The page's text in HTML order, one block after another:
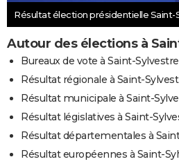
Résultat élection présidentielle Saint-
Autour des élections à
Bureaux de vote à Saint-Sylvestre
Résultat régionale à Saint-
Résultat municipale à Saint-
Résultat législatives à Saint-
Résultat départementales à
Résultat européennes à Saint-